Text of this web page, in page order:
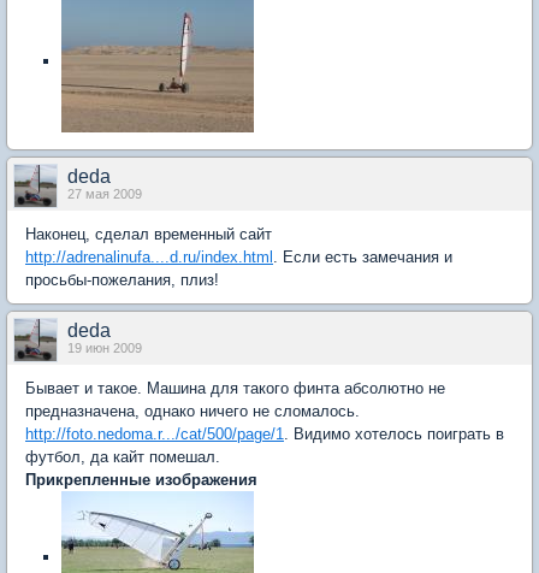
deda
27 мая 2009
Наконец, сделал временный сайт
http://adrenalinufa....d.ru/index.html . Если есть замечания и
просьбы-пожелания, плиз!
deda
19 июн 2009
Бывает и такое. Машина для такого финта абсолютно не
предназначена, однако ничего не сломалось.
http://foto.nedoma.r.../cat/500/page/1. Видимо хотелось поиграть в
футбол, да кайт помешал.
Прикрепленные изображения